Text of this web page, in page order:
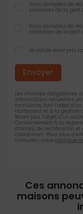
Vous acceptez de
similaires de la part
Vous acceptez de
similaires de la part
Je valide avoir pris
Les champs obligatoires
informations recueillies
formulaire, font l’objet
traitement et à la gestion
feront pas l’objet d’un
Conformément à la
d’accès, de rectification
concernant. Pour plus
consultez notre politique
Ces
maisons